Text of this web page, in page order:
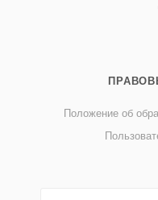
Положение об